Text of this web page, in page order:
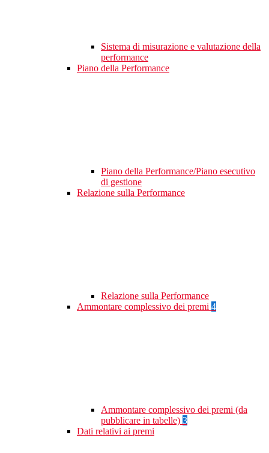
Sistema di misurazione e valutazione della
performance
Piano della Performance
Piano della Performance/Piano esecutivo
di gestione
Relazione sulla Performance
Relazione sulla Performance
Ammontare complessivo dei premi 4
Ammontare complessivo dei premi (da
pubblicare in tabelle) 3
Dati relativi ai premi